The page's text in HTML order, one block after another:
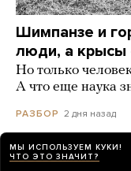
Шимпанзе и
люди, а крысы
Но только
А что еще наука
РАЗБОР 2 дня назад
МЫ ИСПОЛЬЗУЕМ КУКИ!
ЧТО ЭТО ЗНАЧИТ?